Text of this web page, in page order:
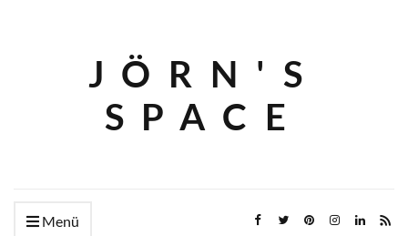
JÖRN'S
SPACE
Menü